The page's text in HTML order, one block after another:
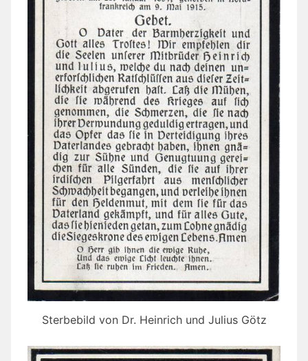
Sterbebild von Dr. Heinrich und Julius Götz